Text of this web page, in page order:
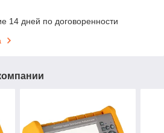
14 дней по договоренности